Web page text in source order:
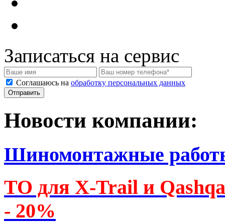
Записаться на сервис
Соглашаюсь на обработку персональных данных
Новости компании:
Шиномонтажные
ТО для X-Trail и
- 20%